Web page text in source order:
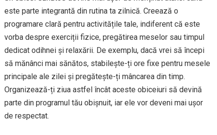
este parte integrantă din rutina ta zilnică. Creează o
programare clară pentru activitățile tale, indiferent că este
vorba despre exerciții fizice, pregătirea meselor sau timpul
dedicat odihnei și relaxării. De exemplu, dacă vrei să începi
să mănânci mai sănătos, stabilește-ți ore fixe pentru mesele
principale ale zilei și pregătește-ți mâncarea din timp.
Organizează-ți ziua astfel încât aceste obiceiuri să devină
parte din programul tău obișnuit, iar ele vor deveni mai ușor
de respectat.